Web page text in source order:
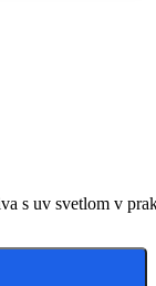
s uv svetlom v